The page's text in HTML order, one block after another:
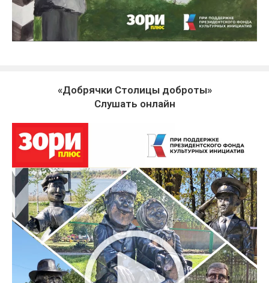
«Добрячки Столицы доброты»
Слушать онлайн